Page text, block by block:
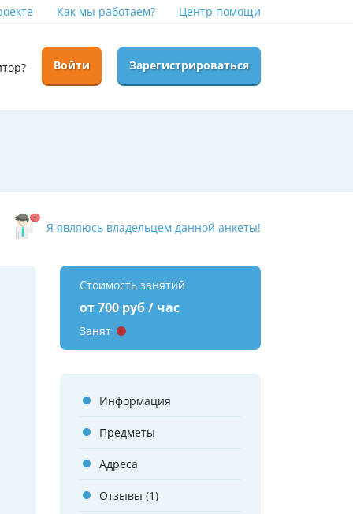
Как мы работаем? Центр помощи
Войти Зарегистрироваться
Я являюсь владельцем данной анкеты!
Стоимость занятий
от 700 руб / час
Занят
Информация
Предметы
Адреса
Отзывы (1)